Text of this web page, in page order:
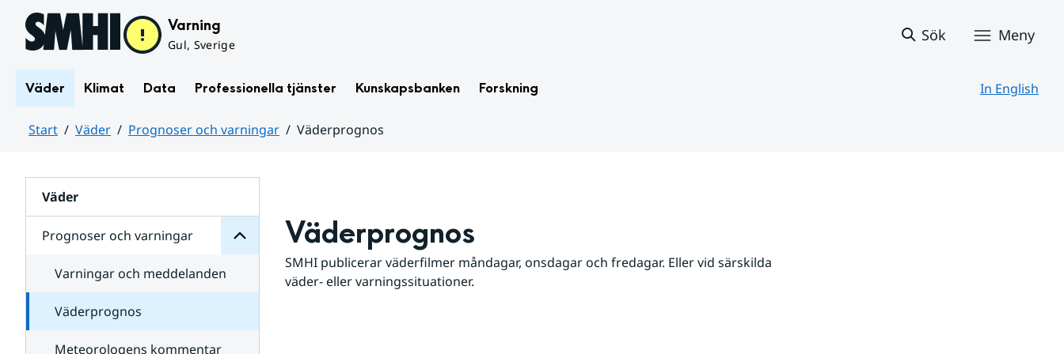
Hoppa till sidans innehåll Varning
Gul, Sverige
Sök Meny
Väder Klimat Data Professionella tjänster Kunskapsbanken Forskning In English
Start Väder Prognoser och varningar
Väderprognos
Väder
Prognoser och varningar
för
varningar
Varningar och meddelanden
Väderprognos
Meteorologens kommentar
Väderprognos
SMHI publicerar väderfilmer måndagar, onsdagar och fredagar. Eller vid särskilda
väder- eller varningssituationer.